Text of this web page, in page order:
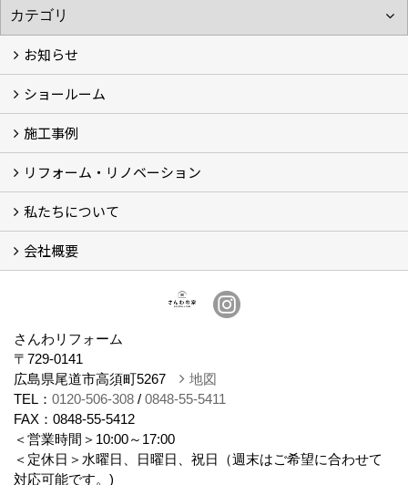
お知らせ
お知らせ (3)
ショールーム
体感ルーム
イベント
施工事例
施工事例
お客様の声
リフォーム・リノベーション
リフォームについて
リノベーションについて
計画ステップ
【Q＆A】よくあるご質問 (30)
私たちについて
スタッフ紹介
ブログ
想い
会社概要
さんわリフォーム
〒729-0141
広島県尾道市高須町5267
地図
TEL： 0120-506-308 / 0848-55-5411
FAX：0848-55-5412
＜営業時間＞10:00～17:00
＜定休日＞水曜日、日曜日、祝日（週末はご希望に合わせて
対応可能です。)